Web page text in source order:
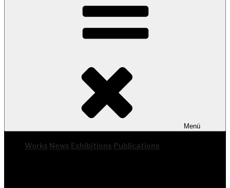
Menü
Works News Exhi­bi­ti­ons Publi­ca­ti­ons